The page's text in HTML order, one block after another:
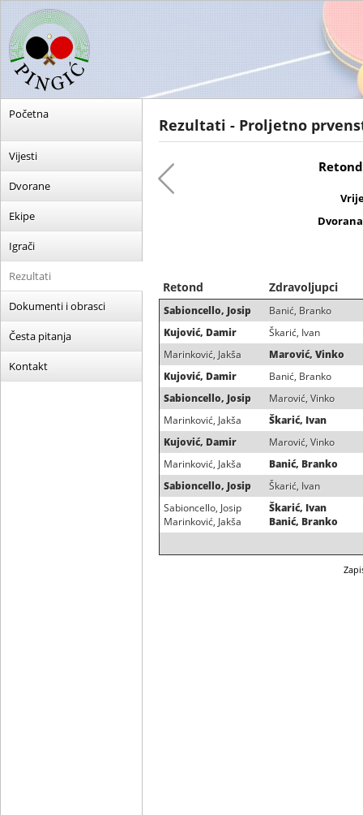
Početna
Vijesti
Dvorane
Ekipe
Igrači
Rezultati
Dokumenti i obrasci
Česta pitanja
Kontakt
Rezultati - Proljetno
Retond Zdravoljupci
Sabioncello, Josip
Banić, Branko
Kujović, Damir
Škarić, Ivan
Marinković, Jakša
Marović, Vinko
Kujović, Damir
Banić, Branko
Sabioncello, Josip
Marović, Vinko
Marinković, Jakša
Škarić, Ivan
Kujović, Damir
Marović, Vinko
Marinković, Jakša
Banić, Branko
Sabioncello, Josip
Škarić, Ivan
Sabioncello, Josip
Marinković, Jakša
Škarić, Ivan
Banić, Branko